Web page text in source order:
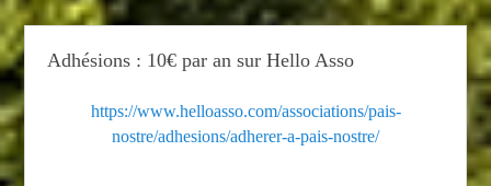
Adhésions : 10€ par an sur Hello Asso
https://www.helloasso.com/associations/pais-
nostre/adhesions/adherer-a-pais-nostre/